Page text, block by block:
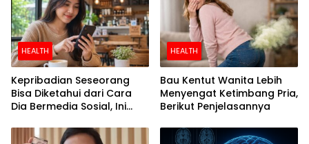
HEALTH
Kepribadian Seseorang
Bisa Diketahui dari Cara
Dia Bermedia Sosial, Ini
HEALTH
Bau Kentut Wanita Lebih
Menyengat Ketimbang Pria,
Berikut Penjelasannya